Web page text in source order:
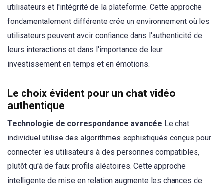
utilisateurs et l'intégrité de la plateforme. Cette approche
fondamentalement différente crée un environnement où les
utilisateurs peuvent avoir confiance dans l'authenticité de
leurs interactions et dans l'importance de leur
investissement en temps et en émotions.
Le choix évident pour un chat vidéo
authentique
Technologie de correspondance avancée Le chat
individuel utilise des algorithmes sophistiqués conçus pour
connecter les utilisateurs à des personnes compatibles,
plutôt qu'à de faux profils aléatoires. Cette approche
intelligente de mise en relation augmente les chances de